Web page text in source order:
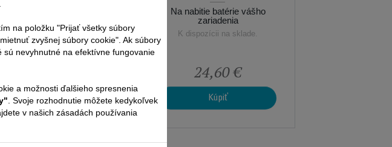
K dispozícii na sklade.
Kúpiť
Na nabitie batérie vášho
zariadenia
K dispozícii na sklade.
24,60 €
Kúpiť
na položku "Prijať všetky súbory
zvyšnej súbory cookie". Ak súbory
nevyhnutné na efektívne fungovanie
a možnosti ďalšieho spresnenia
. Svoje rozhodnutie môžete kedykoľvek
v našich zásadách používania